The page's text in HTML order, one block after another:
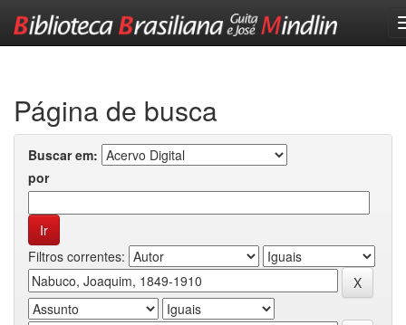
Página de busca
Buscar em:
por
Filtros correntes: